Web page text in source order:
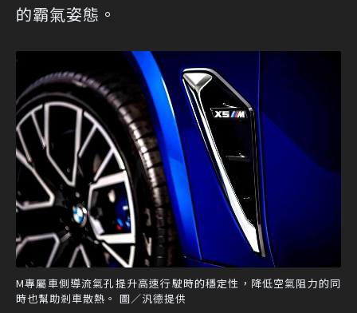
的霸氣姿態。
M專屬車側導流氣孔提升高速行駛時的穩定性，降低空氣阻力的同
時也幫助剎車散熱。 圖／汎德提供